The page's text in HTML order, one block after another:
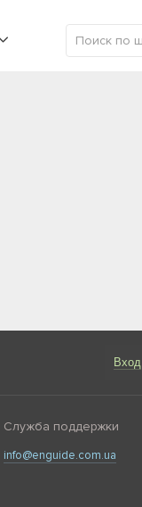
Вход
Служба поддержки
info@enguide.com.ua